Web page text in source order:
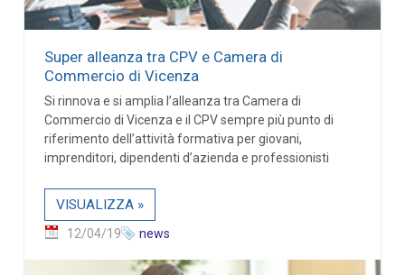
Super alleanza tra CPV e Camera di
Commercio di Vicenza
Si rinnova e si amplia l’alleanza tra Camera di
Commercio di Vicenza e il CPV sempre più punto di
riferimento dell’attività formativa per giovani,
imprenditori, dipendenti d’azienda e professionisti
VISUALIZZA »
12/04/19 news